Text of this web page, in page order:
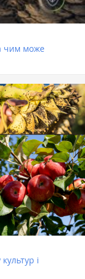
чим може
і